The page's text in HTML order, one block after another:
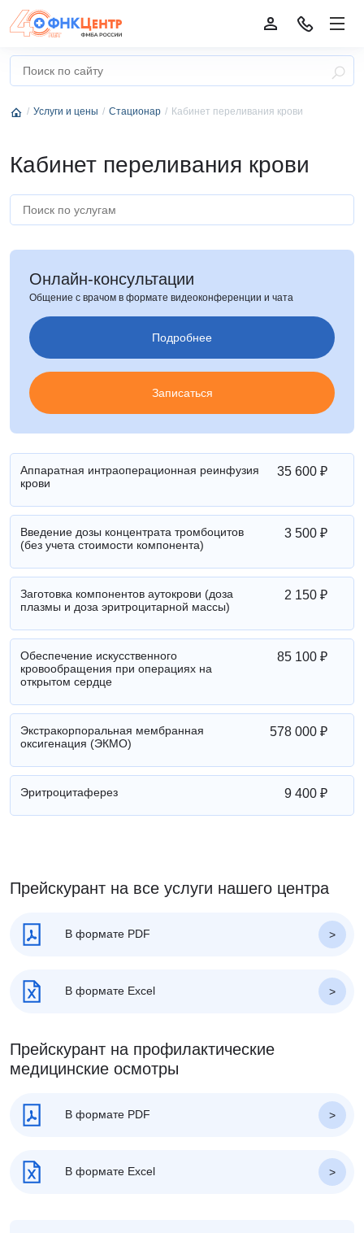
Услуги и цены Стационар Кабинет переливания крови
Кабинет переливания крови
Онлайн-консультации
Общение с врачом в формате видеоконференции и чата
Подробнее
Записаться
Аппаратная интраоперационная реинфузия
крови
35 600 ₽
Введение дозы концентрата тромбоцитов
(без учета стоимости компонента)
3 500 ₽
Заготовка компонентов аутокрови (доза
плазмы и доза эритроцитарной массы)
2 150 ₽
Обеспечение искусственного
кровообращения при операциях на
открытом сердце
85 100 ₽
Экстракорпоральная мембранная
оксигенация (ЭКМО)
578 000 ₽
Эритроцитаферез 9 400 ₽
Прейскурант на все услуги нашего центра
В формате PDF
В формате Excel
Прейскурант на профилактические
медицинские осмотры
В формате PDF
В формате Excel